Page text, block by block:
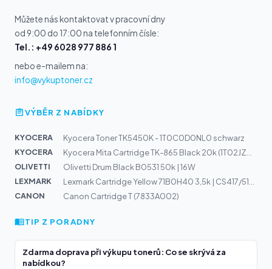
Můžete nás kontaktovat v pracovní dny
od 9:00 do 17:00 na telefonním čísle:
Tel.: +49 6028 977 886 1
nebo e-mailem na:
info@vykuptoner.cz
VÝBĚR Z NABÍDKY
KYOCERA
Kyocera Toner TK5450K - 1T0C0D0NL0 schwarz
KYOCERA
Kyocera Mita Cartridge TK-865 Black 20k (1T02JZ0EU0)
OLIVETTI
Olivetti Drum Black B0531 50k | 16W
LEXMARK
Lexmark Cartridge Yellow 71B0H40 3,5k | CS417/517, CX41...
CANON
Canon Cartridge T (7833A002)
TIP Z PORADNY
Zdarma doprava při výkupu tonerů: Co se skrývá za
nabídkou?